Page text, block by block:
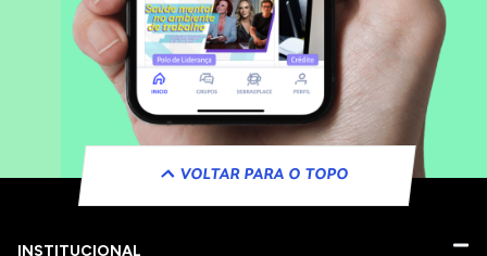
VOLTAR PARA O TOPO
INSTITUCIONAL